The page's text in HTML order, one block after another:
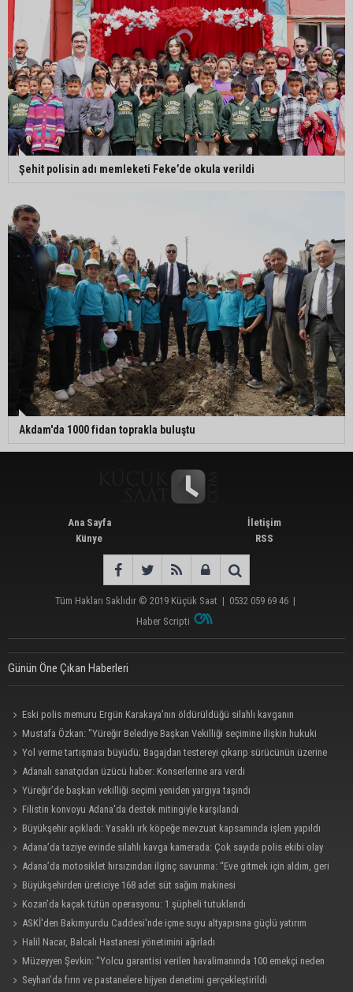
Şehit polisin adı memleketi Feke’de okula verildi
Akdam'da 1000 fidan toprakla buluştu
Ana Sayfa
Künye
İletişim
RSS
Tüm Hakları Saklıdır © 2019 Küçük Saat | 0532 059 69 46 |
Haber Scripti
Günün Öne Çıkan Haberleri
Eski polis memuru Ergün Karakaya’nın öldürüldüğü silahlı kavganın
görüntüleri ortaya çıktı
Mustafa Özkan: "Yüreğir Belediye Başkan Vekilliği seçimine ilişkin hukuki
süreç başlatıldı"
Yol verme tartışması büyüdü; Bagajdan testereyi çıkarıp sürücünün üzerine
yürüdü
Adanalı sanatçıdan üzücü haber: Konserlerine ara verdi
Yüreğir’de başkan vekilliği seçimi yeniden yargıya taşındı
Filistin konvoyu Adana'da destek mitingiyle karşılandı
Büyükşehir açıkladı: Yasaklı ırk köpeğe mevzuat kapsamında işlem yapıldı
Adana’da taziye evinde silahlı kavga kamerada: Çok sayıda polis ekibi olay
yerine sevk edildi
Adana’da motosiklet hırsızından ilginç savunma: “Eve gitmek için aldım, geri
verecektim”
Büyükşehirden üreticiye 168 adet süt sağım makinesi
Kozan’da kaçak tütün operasyonu: 1 şüpheli tutuklandı
ASKİ'den Bakımyurdu Caddesi'nde içme suyu altyapısına güçlü yatırım
Halil Nacar, Balcalı Hastanesi yönetimini ağırladı
Müzeyyen Şevkin: "Yolcu garantisi verilen havalimanında 100 emekçi neden
işten çıkarılıyor?"
Seyhan’da fırın ve pastanelere hijyen denetimi gerçekleştirildi